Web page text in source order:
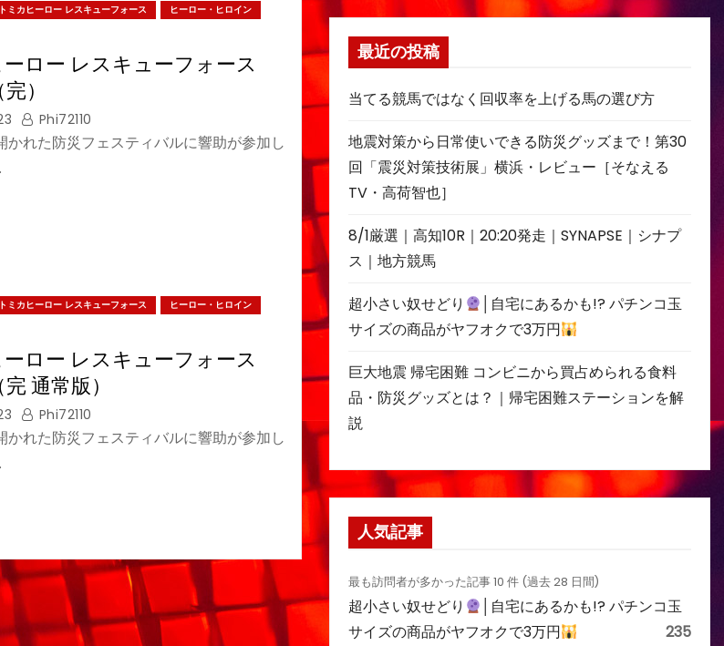
トミカヒーロー レスキューフォース
ヒーロー・ヒロイン
ーロー レスキューフォース
）
Phi72110
かれた防災フェスティバルに響助が参加し
トミカヒーロー レスキューフォース
ヒーロー・ヒロイン
ーロー レスキューフォース
通常版）
Phi72110
かれた防災フェスティバルに響助が参加し
最近の投稿
当てる競馬ではなく回収率を上げる馬の選び方
地震対策から日常使いできる防災グッズまで！第30
回「震災対策技術展」横浜・レビュー［そなえる
TV・高荷智也］
8/1厳選｜高知10R｜20:20発走｜SYNAPSE｜シナプ
ス｜地方競馬
超小さい奴せどり
│自宅にあるかも!? パチンコ玉
サイズの商品がヤフオクで3万円
巨大地震 帰宅困難 コンビニから買占められる食料
品・防災グッズとは？｜帰宅困難ステーションを解
説
人気記事
最も訪問者が多かった記事 10 件 (過去 28 日間)
超小さい奴せどり
│自宅にあるかも!? パチンコ玉
サイズの商品がヤフオクで3万円
235